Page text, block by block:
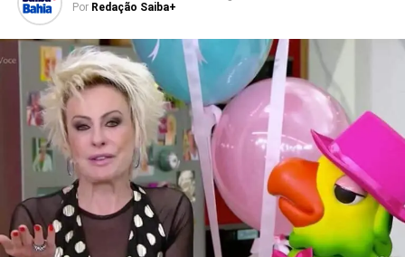
indiscriminado.
Com sua declaração, Leandra Leal reforça a
necessidade de ampliar o debate sobre imagem
corporal, saúde e bem-estar, defendendo uma
sociedade que valorize a diversidade e reduza a pressão
estética sobre mulheres de diferentes idades e perfis.
Redação Saiba+
Por Redação Saiba+